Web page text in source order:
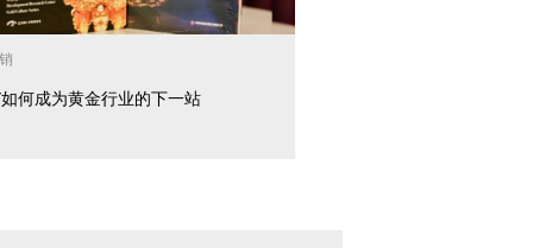
如何成为黄金行业的下一站